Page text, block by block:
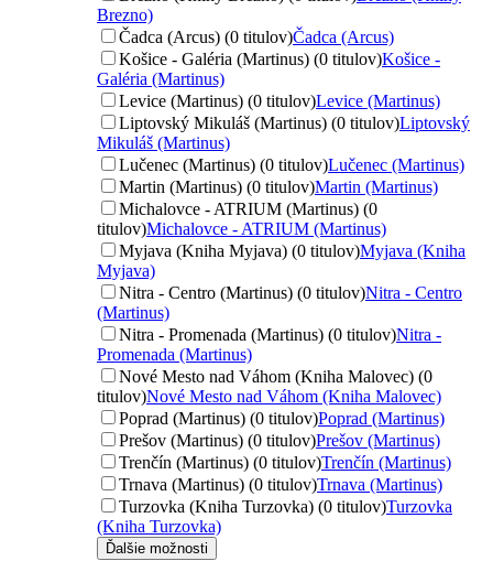
Brezno)
Čadca (Arcus) (0 titulov)Čadca (Arcus)
Košice - Galéria (Martinus) (0 titulov)Košice -
Galéria (Martinus)
Levice (Martinus) (0 titulov)Levice (Martinus)
Liptovský Mikuláš (Martinus) (0 titulov)Liptovský
Mikuláš (Martinus)
Lučenec (Martinus) (0 titulov)Lučenec (Martinus)
Martin (Martinus) (0 titulov)Martin (Martinus)
Michalovce - ATRIUM (Martinus) (0
titulov)Michalovce - ATRIUM (Martinus)
Myjava (Kniha Myjava) (0 titulov)Myjava (Kniha
Myjava)
Nitra - Centro (Martinus) (0 titulov)Nitra - Centro
(Martinus)
Nitra - Promenada (Martinus) (0 titulov)Nitra -
Promenada (Martinus)
Nové Mesto nad Váhom (Kniha Malovec) (0
titulov)Nové Mesto nad Váhom (Kniha Malovec)
Poprad (Martinus) (0 titulov)Poprad (Martinus)
Prešov (Martinus) (0 titulov)Prešov (Martinus)
Trenčín (Martinus) (0 titulov)Trenčín (Martinus)
Trnava (Martinus) (0 titulov)Trnava (Martinus)
Turzovka (Kniha Turzovka) (0 titulov)Turzovka
(Kniha Turzovka)
Ďalšie možnosti